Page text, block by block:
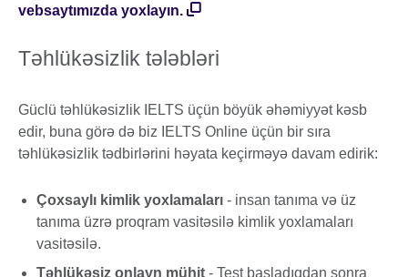
vebsaytımızda yoxlayın.
Təhlükəsizlik tələbləri
Güclü təhlükəsizlik IELTS üçün böyük əhəmiyyət kəsb
edir, buna görə də biz IELTS Online üçün bir sıra
təhlükəsizlik tədbirlərini həyata keçirməyə davam edirik:
Çoxsaylı kimlik yoxlamaları - insan tanıma və üz
tanıma üzrə proqram vasitəsilə kimlik yoxlamaları
vasitəsilə.
Təhlükəsiz onlayn mühit - Test başladıqdan sonra